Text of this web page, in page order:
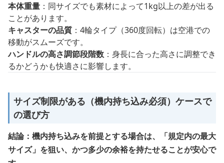
本体重量 ：同サイズでも素材によって1kg以上の差が出る
ことがあります。
キャスターの品質 ：4輪タイプ（360度回転）は空港での
移動がスムーズです。
ハンドルの高さ調節段階数 ：身長に合った高さに調整でき
るかどうかも快適さに影響します。
サイズ制限がある（機内持ち込み必須）ケースで
の選び方
結論：機内持ち込みを前提とする場合は、「規定内の最大
サイズ」を狙い、かつ多少の余裕を持たせることが安心で